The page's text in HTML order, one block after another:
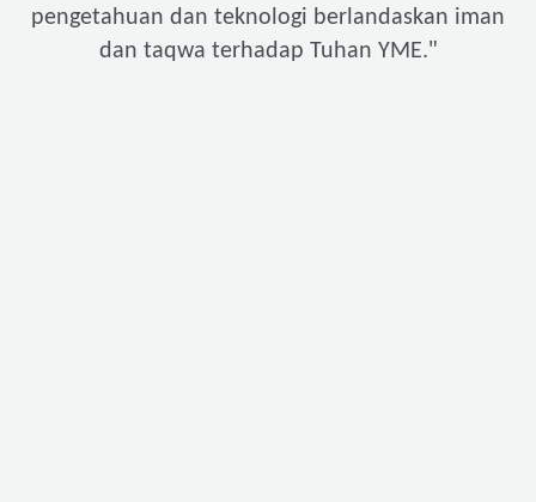
pengetahuan dan teknologi berlandaskan iman
dan taqwa terhadap Tuhan YME."